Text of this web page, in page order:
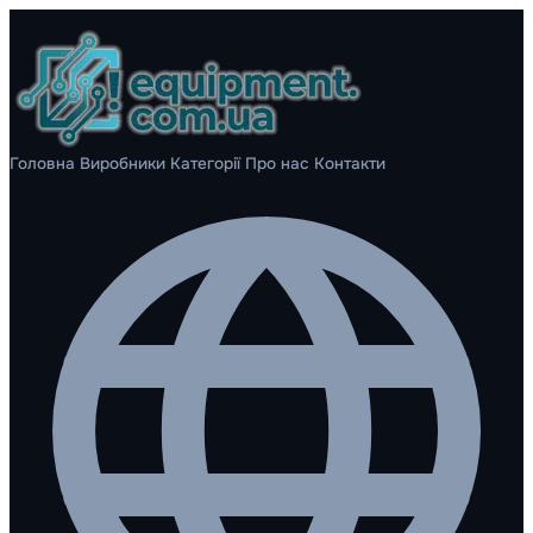
Головна Виробники Категорії Про нас Контакти